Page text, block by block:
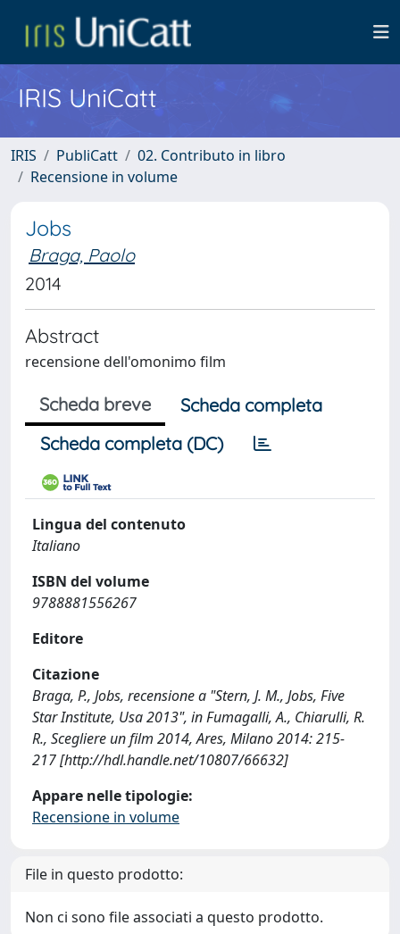
IRIS UniCatt
IRIS PubliCatt
02. Contributo in libro
Recensione in volume
Jobs
Braga, Paolo
2014
Abstract
recensione dell'omonimo film
Scheda breve
Scheda completa
Scheda completa (DC)
Lingua del contenuto
Italiano
ISBN del volume
9788881556267
Editore
Citazione
Braga, P., Jobs, recensione a "Stern, J. M., Jobs, Five
Star Institute, Usa 2013", in Fumagalli, A., Chiarulli, R.
R., Scegliere un film 2014, Ares, Milano 2014: 215-
217 [http://hdl.handle.net/10807/66632]
Appare nelle tipologie:
Recensione in volume
File in questo prodotto:
Non ci sono file associati a questo prodotto.